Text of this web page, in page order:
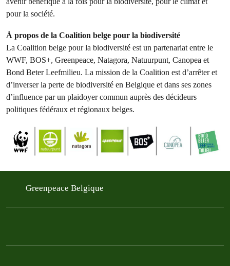
pour la société.
À propos de la Coalition belge pour la biodiversité
La Coalition belge pour la biodiversité est un partenariat entre le
WWF, BOS+, Greenpeace, Natagora, Natuurpunt, Canopea et
Bond Beter Leefmilieu. La mission de la Coalition est d’arrêter et
d’inverser la perte de biodiversité en Belgique et dans ses zones
d’influence par un plaidoyer commun auprès des décideurs
politiques fédéraux et régionaux belges.
Greenpeace Belgique